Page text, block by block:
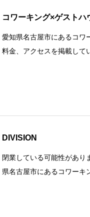
コワーキング×ゲスト
愛知県名古屋市にあるコワ
料金、アクセスを掲載して
DIVISION
閉業している可能性があり
県名古屋市にあるコワーキ